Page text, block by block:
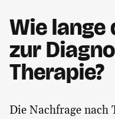
Wie lange
zur
Therapie?
Die Nachfrage nach